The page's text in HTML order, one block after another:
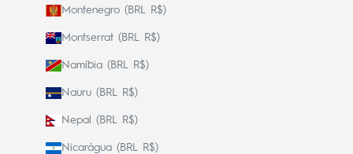
Montenegro (BRL R$)
Montserrat (BRL R$)
Namíbia (BRL R$)
Nauru (BRL R$)
Nepal (BRL R$)
Nicarágua (BRL R$)